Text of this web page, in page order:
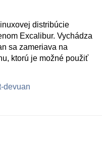
distribúcie
Excalibur. Vychádza
sa zameriava na
ktorú je možné použiť
devuan